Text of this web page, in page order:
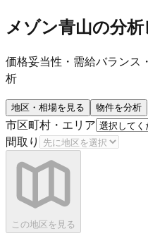
メゾン青山の分
価格妥当性・需給バランス
析
地区・相場を見る 物件を分析
市区町村・エリア
間取り
この地区を見る